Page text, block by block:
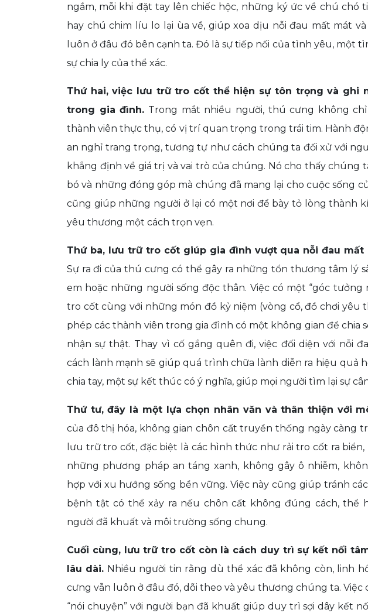
ngắm, mỗi khi đặt tay lên chiếc hộc, những ký ức về chú chó
hay chú chim líu lo lại ùa về, giúp xoa dịu nỗi đau mất mát
luôn ở đâu đó bên cạnh ta. Đó là sự tiếp nối của tình yêu, một
sự chia ly của thể xác.
Thứ hai, việc lưu trữ tro cốt thể hiện sự tôn trọng và ghi
trong gia đình. Trong mắt nhiều người, thú cưng không
thành viên thực thụ, có vị trí quan trọng trong trái tim. Hành
an nghỉ trang trọng, tương tự như cách chúng ta đối xử với
khẳng định về giá trị và vai trò của chúng. Nó cho thấy chúng
bó và những đóng góp mà chúng đã mang lại cho cuộc sống
cũng giúp những người ở lại có một nơi để bày tỏ lòng thành
yêu thương một cách trọn vẹn.
Thứ ba, lưu trữ tro cốt giúp gia đình vượt qua nỗi đau mất
Sự ra đi của thú cưng có thể gây ra những tổn thương tâm lý
em hoặc những người sống độc thân. Việc có một “góc tưởng
tro cốt cùng với những món đồ kỷ niệm (vòng cổ, đồ chơi yêu
phép các thành viên trong gia đình có một không gian để chia
nhận sự thật. Thay vì cố gắng quên đi, việc đối diện với nỗi
cách lành mạnh sẽ giúp quá trình chữa lành diễn ra hiệu quả
chia tay, một sự kết thúc có ý nghĩa, giúp mọi người tìm lại sự
Thứ tư, đây là một lựa chọn nhân văn và thân thiện với
của đô thị hóa, không gian chôn cất truyền thống ngày càng
lưu trữ tro cốt, đặc biệt là các hình thức như rải tro cốt ra biển,
những phương pháp an táng xanh, không gây ô nhiễm,
hợp với xu hướng sống bền vững. Việc này cũng giúp tránh
bệnh tật có thể xảy ra nếu chôn cất không đúng cách, thể
người đã khuất và môi trường sống chung.
Cuối cùng, lưu trữ tro cốt còn là cách duy trì sự kết nối
lâu dài. Nhiều người tin rằng dù thể xác đã không còn, linh
cưng vẫn luôn ở đâu đó, dõi theo và yêu thương chúng ta. Việc
“nói chuyện” với người bạn đã khuất giúp duy trì sợi dây kết